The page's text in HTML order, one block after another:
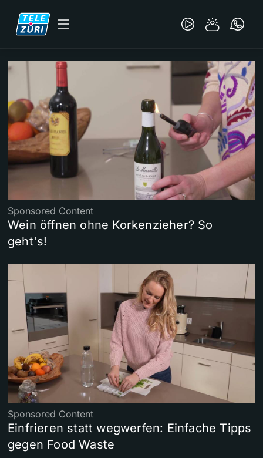
Sponsored Content
Wein öffnen ohne Korkenzieher? So
geht's!
Sponsored Content
Einfrieren statt wegwerfen: Einfache Tipps
gegen Food Waste